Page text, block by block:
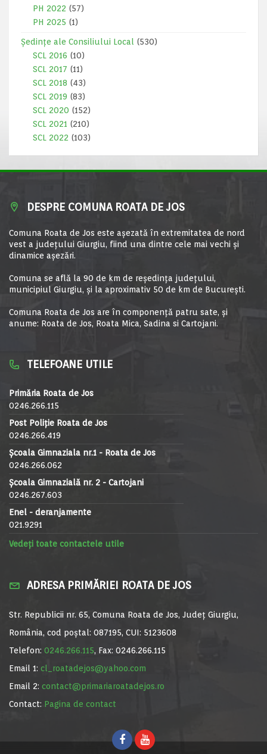
PH 2022 (57)
PH 2025 (1)
Ședințe ale Consiliului Local
(530)
SCL 2016 (10)
SCL 2017 (11)
SCL 2018 (43)
SCL 2019 (83)
SCL 2020 (152)
SCL 2021 (210)
SCL 2022 (103)
DESPRE COMUNA ROATA DE JOS
Comuna Roata de Jos este aşezată în extremitatea de nord
vest a judeţului Giurgiu, fiind una dintre cele mai vechi şi
dinamice aşezări.
Comuna se află la 90 de km de reşedinţa judeţului,
municipiul Giurgiu, şi la aproximativ 50 de km de Bucureşti.
Comuna Roata de Jos are în componență patru sate, și
anume: Roata de Jos, Roata Mica, Sadina si Cartojani.
TELEFOANE UTILE
Primăria Roata de Jos
0246.266.115
Post Poliție Roata de Jos
0246.266.419
Școala Gimnaziala nr.1 - Roata de Jos
0246.266.062
Școala Gimnazială nr. 2 - Cartojani
0246.267.603
Enel - deranjamente
021.9291
Vedeți toate contactele utile
ADRESA PRIMĂRIEI ROATA DE JOS
Str. Republicii nr. 65, Comuna Roata de Jos, Județ Giurgiu,
România, cod poștal: 087195, CUI: 5123608
Telefon: 0246.266.115, Fax: 0246.266.115
Email 1: cl_roatadejos@yahoo.com
Email 2: contact@primariaroatadejos.ro
Contact: Pagina de contact